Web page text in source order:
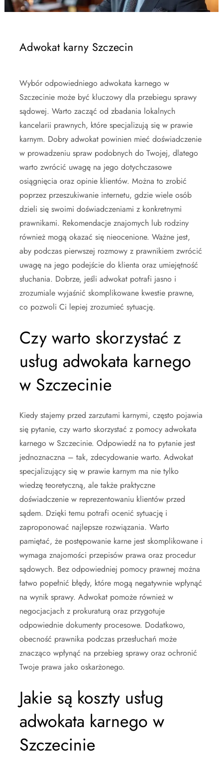
Adwokat karny Szczecin
Wybór odpowiedniego adwokata karnego w
Szczecinie może być kluczowy dla przebiegu sprawy
sądowej. Warto zacząć od zbadania lokalnych
kancelarii prawnych, które specjalizują się w prawie
karnym. Dobry adwokat powinien mieć doświadczenie
w prowadzeniu spraw podobnych do Twojej, dlatego
warto zwrócić uwagę na jego dotychczasowe
osiągnięcia oraz opinie klientów. Można to zrobić
poprzez przeszukiwanie internetu, gdzie wiele osób
dzieli się swoimi doświadczeniami z konkretnymi
prawnikami. Rekomendacje znajomych lub rodziny
również mogą okazać się nieocenione. Ważne jest,
aby podczas pierwszej rozmowy z prawnikiem zwrócić
uwagę na jego podejście do klienta oraz umiejętność
słuchania. Dobrze, jeśli adwokat potrafi jasno i
zrozumiale wyjaśnić skomplikowane kwestie prawne,
co pozwoli Ci lepiej zrozumieć sytuację.
Czy warto skorzystać z
usług adwokata karnego
w Szczecinie
Kiedy stajemy przed zarzutami karnymi, często pojawia
się pytanie, czy warto skorzystać z pomocy adwokata
karnego w Szczecinie. Odpowiedź na to pytanie jest
jednoznaczna – tak, zdecydowanie warto. Adwokat
specjalizujący się w prawie karnym ma nie tylko
wiedzę teoretyczną, ale także praktyczne
doświadczenie w reprezentowaniu klientów przed
sądem. Dzięki temu potrafi ocenić sytuację i
zaproponować najlepsze rozwiązania. Warto
pamiętać, że postępowanie karne jest skomplikowane i
wymaga znajomości przepisów prawa oraz procedur
sądowych. Bez odpowiedniej pomocy prawnej można
łatwo popełnić błędy, które mogą negatywnie wpłynąć
na wynik sprawy. Adwokat pomoże również w
negocjacjach z prokuraturą oraz przygotuje
odpowiednie dokumenty procesowe. Dodatkowo,
obecność prawnika podczas przesłuchań może
znacząco wpłynąć na przebieg sprawy oraz ochronić
Twoje prawa jako oskarżonego.
Jakie są koszty usług
adwokata karnego w
Szczecinie